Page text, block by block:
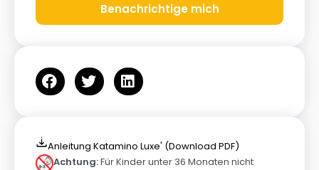
Benachrichtige mich
Anleitung Katamino Luxe' (Download PDF)
Achtung:Für Kinder unter 36 Monaten nicht